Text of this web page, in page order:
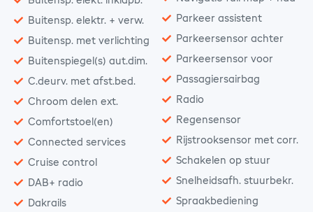
Buitensp. elektr. + verw.
Buitensp. met verlichting
Buitenspiegel(s) aut.dim.
C.deurv. met afst.bed.
Chroom delen ext.
Comfortstoel(en)
Connected services
Cruise control
DAB+ radio
Dakrails
Parkeer assistent
Parkeersensor achter
Parkeersensor voor
Passagiersairbag
Radio
Regensensor
Rijstrooksensor met corr.
Schakelen op stuur
Snelheidsafh. stuurbekr.
Spraakbediening